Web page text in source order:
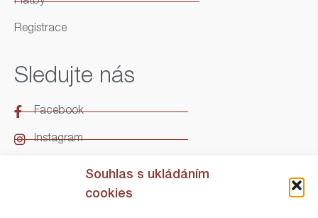
Souhlas s ukládáním
cookies
Registrace
Sledujte nás
Facebook
Instagram